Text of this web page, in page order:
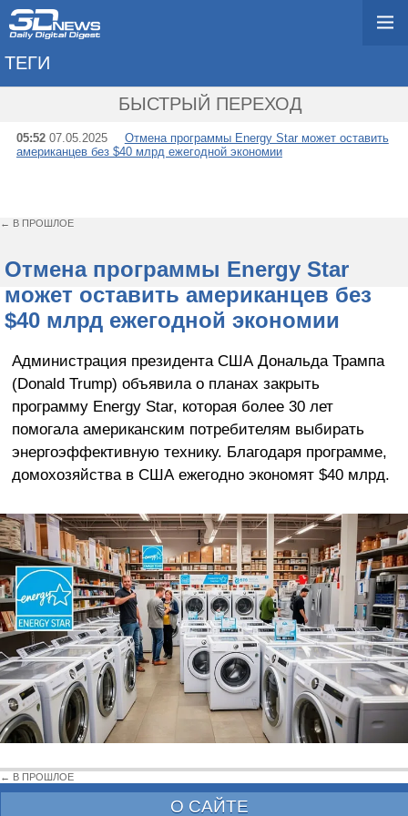
ТЕГИ
БЫСТРЫЙ ПЕРЕХОД
05:52 07.05.2025
Отмена программы Energy Star может оставить
американцев без $40 млрд ежегодной экономии
← В ПРОШЛОЕ
Отмена программы Energy Star
может оставить американцев без
$40 млрд ежегодной экономии
Администрация президента США Дональда Трампа
(Donald Trump) объявила о планах закрыть
программу Energy Star, которая более 30 лет
помогала американским потребителям выбирать
энергоэффективную технику. Благодаря программе,
домохозяйства в США ежегодно экономят $40 млрд.
← В ПРОШЛОЕ
О САЙТЕ